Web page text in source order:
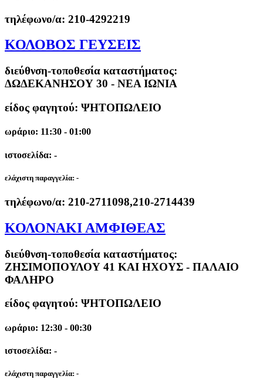
τηλέφωνο/α: 210-4292219
ΚΟΛΟΒΟΣ ΓΕΥΣΕΙΣ
διεύθνση-τοποθεσία καταστήματος:
ΔΩΔΕΚΑΝΗΣΟΥ 30 - ΝΕΑ ΙΩΝΙΑ
είδος φαγητού: ΨΗΤΟΠΩΛΕΙΟ
ωράριο: 11:30 - 01:00
ιστοσελίδα: -
ελάχιστη παραγγελία: -
τηλέφωνο/α: 210-2711098,210-2714439
ΚΟΛΟΝΑΚΙ ΑΜΦΙΘΕΑΣ
διεύθνση-τοποθεσία καταστήματος:
ΖΗΣΙΜΟΠΟΥΛΟΥ 41 ΚΑΙ ΗΧΟΥΣ - ΠΑΛΑΙΟ
ΦΑΛΗΡΟ
είδος φαγητού: ΨΗΤΟΠΩΛΕΙΟ
ωράριο: 12:30 - 00:30
ιστοσελίδα: -
ελάχιστη παραγγελία: -